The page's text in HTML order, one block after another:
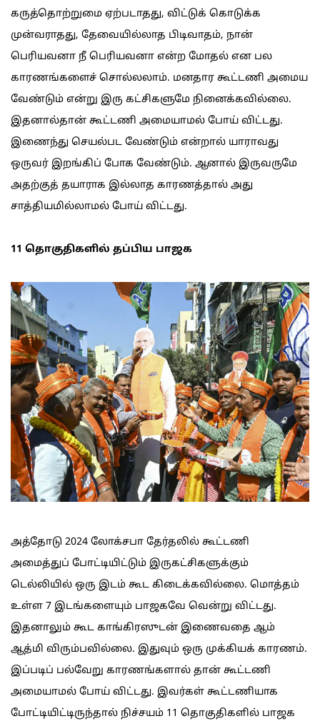
கருத்தொற்றுமை ஏற்படாதது, விட்டுக் கொடுக்க
முன்வராதது, தேவையில்லாத பிடிவாதம், நான்
பெரியவனா நீ பெரியவனா என்ற மோதல் என பல
காரணங்களைச் சொல்லலாம். மனதார கூட்டணி அமைய
வேண்டும் என்று இரு கட்சிகளுமே நினைக்கவில்லை.
இதனால்தான் கூட்டணி அமையாமல் போய் விட்டது.
இணைந்து செயல்பட வேண்டும் என்றால் யாராவது
ஒருவர் இறங்கிப் போக வேண்டும். ஆனால் இருவருமே
அதற்குத் தயாராக இல்லாத காரணத்தால் அது
சாத்தியமில்லாமல் போய் விட்டது.
11 தொகுதிகளில் தப்பிய பாஜக
அத்தோடு 2024 லோக்சபா தேர்தலில் கூட்டணி
அமைத்துப் போட்டியிட்டும் இருகட்சிகளுக்கும்
டெல்லியில் ஒரு இடம் கூட கிடைக்கவில்லை. மொத்தம்
உள்ள 7 இடங்களையும் பாஜகவே வென்று விட்டது.
இதனாலும் கூட காங்கிரஸுடன் இணைவதை ஆம்
ஆத்மி விரும்பவில்லை. இதுவும் ஒரு முக்கியக் காரணம்.
இப்படிப் பல்வேறு காரணங்களால் தான் கூட்டணி
அமையாமல் போய் விட்டது. இவர்கள் கூட்டணியாக
போட்டியிட்டிருந்தால் நிச்சயம் 11 தொகுதிகளில் பாஜக